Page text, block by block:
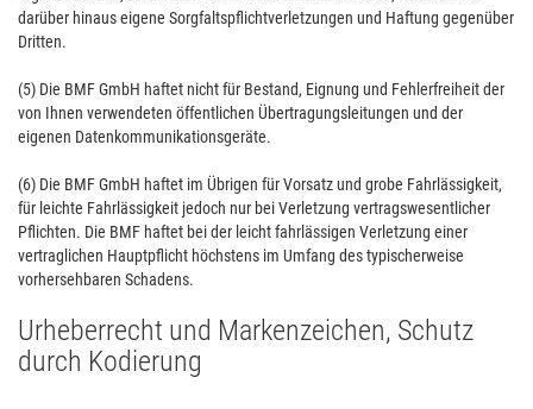
darüber hinaus eigene Sorgfaltspflichtverletzungen und Haftung gegenüber
Dritten.
(5) Die BMF GmbH haftet nicht für Bestand, Eignung und Fehlerfreiheit der
von Ihnen verwendeten öffentlichen Übertragungsleitungen und der
eigenen Datenkommunikationsgeräte.
(6) Die BMF GmbH haftet im Übrigen für Vorsatz und grobe Fahrlässigkeit,
für leichte Fahrlässigkeit jedoch nur bei Verletzung vertragswesentlicher
Pflichten. Die BMF haftet bei der leicht fahrlässigen Verletzung einer
vertraglichen Hauptpflicht höchstens im Umfang des typischerweise
vorhersehbaren Schadens.
Urheberrecht und Markenzeichen, Schutz
durch Kodierung